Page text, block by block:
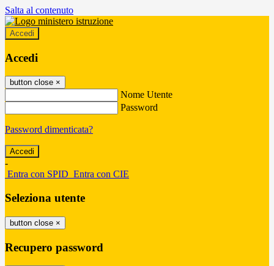
Salta al contenuto
Accedi
Accedi
button close ×
Nome Utente
Password
Password dimenticata?
-
Entra con SPID Entra con CIE
Seleziona utente
button close ×
Recupero password